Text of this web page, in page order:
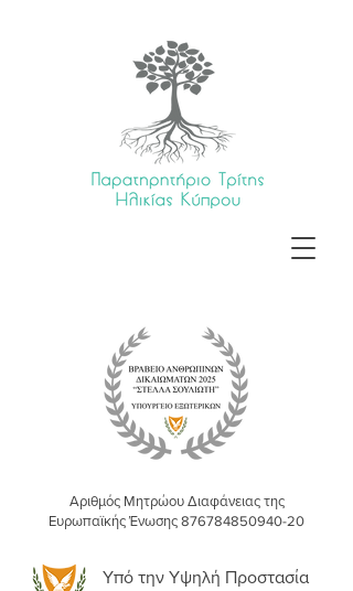
Αριθμός Μητρώου Διαφάνειας της
Ευρωπαϊκής Ένωσης 876784850940-20
Υπό την Υψηλή Προστασία